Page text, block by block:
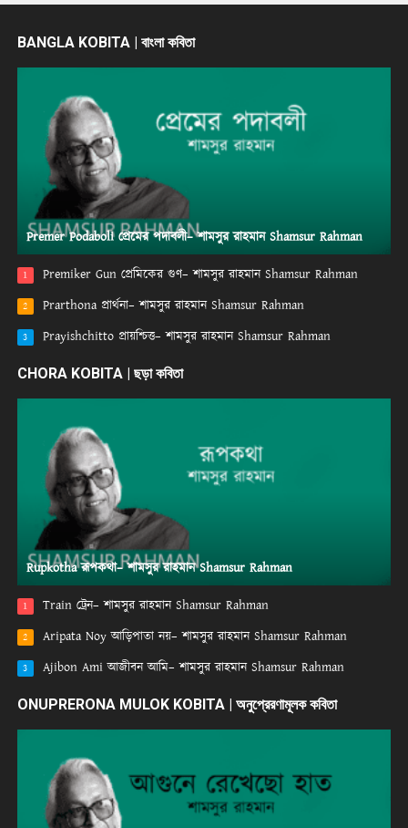
BANGLA KOBITA | বাংলা কবিতা
Premer Podaboli প্রেমের পদাবলী– শামসুর রাহমান Shamsur Rahman
1 Premiker Gun প্রেমিকের গুণ– শামসুর রাহমান Shamsur Rahman
2 Prarthona প্রার্থনা– শামসুর রাহমান Shamsur Rahman
3 Prayishchitto প্রায়শ্চিত্ত– শামসুর রাহমান Shamsur Rahman
CHORA KOBITA | ছড়া কবিতা
Rupkotha রূপকথা– শামসুর রাহমান Shamsur Rahman
1 Train ট্রেন– শামসুর রাহমান Shamsur Rahman
2 Aripata Noy আড়িপাতা নয়– শামসুর রাহমান Shamsur Rahman
3 Ajibon Ami আজীবন আমি– শামসুর রাহমান Shamsur Rahman
ONUPRERONA MULOK KOBITA | অনুপ্রেরণামূলক কবিতা